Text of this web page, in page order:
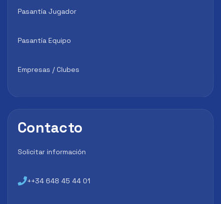
Pasantía Jugador
Pasantía Equipo
Empresas / Clubes
Contacto
Solicitar información
++34 648 45 44 01